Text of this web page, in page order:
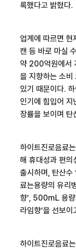
록했다고 밝혔다.
업계에 따르면 현
캔 등 바로 마실
약 200억원에서
을 지향하는 소비
있기 때문이다.
인기에 힘입어 지
장률을 보이며 탄
하이트진로음료는
해 휴대성과 편의
출시하며 , 탄산수
료는용량의 유리
향’, 500mL 용량
라임향’을 선보이
하이트진로음료는